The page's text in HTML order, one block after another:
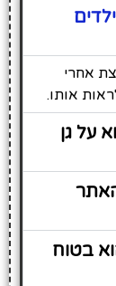
אחרי
אותו.
על גן
בטוח